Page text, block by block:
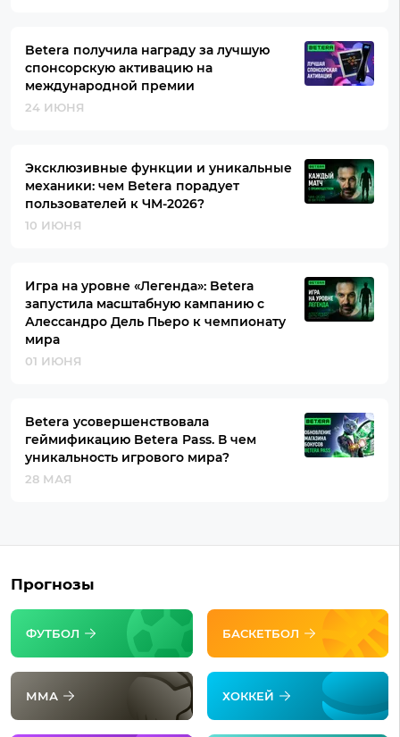
Betera получила награду за лучшую
спонсорскую активацию на
международной премии
24 ИЮНЯ
Эксклюзивные функции и уникальные
механики: чем Betera порадует
пользователей к ЧМ-2026?
10 ИЮНЯ
Игра на уровне «Легенда»: Betera
запустила масштабную кампанию с
Алессандро Дель Пьеро к чемпионату
мира
01 ИЮНЯ
Betera усовершенствовала
геймификацию Betera Pass. В чем
уникальность игрового мира?
28 МАЯ
Прогнозы
ФУТБОЛ БАСКЕТБОЛ
ММА ХОККЕЙ